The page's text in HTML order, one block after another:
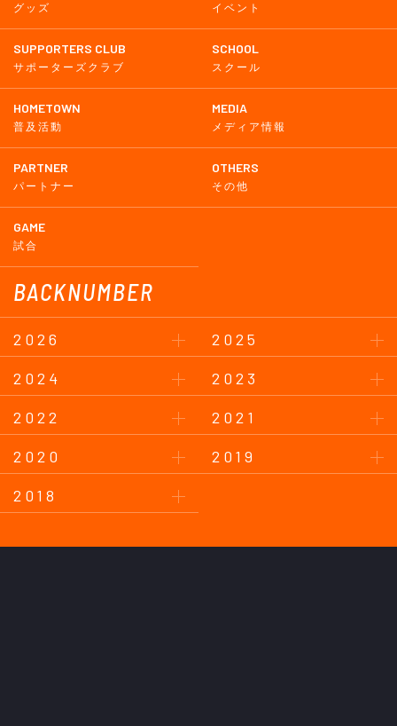
グッズ イベント
SUPPORTERS CLUB
サポーターズクラブ
SCHOOL
スクール
HOMETOWN
普及活動
MEDIA
メディア情報
PARTNER
パートナー
OTHERS
その他
GAME
試合
BACKNUMBER
2026
2025
2024
2023
2022
2021
2020
2019
2018